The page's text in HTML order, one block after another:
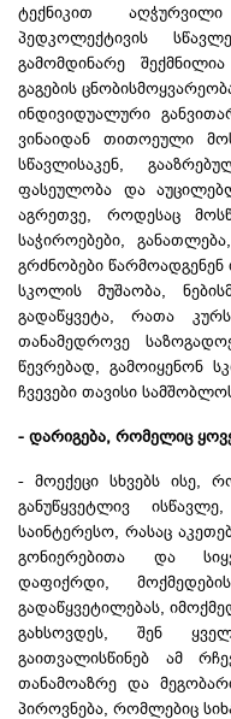
ტექნიკით
პედკოლექტივის
გამომდინარე
გაგების
ინდივიდუალური
ვინაიდან თითოეული
სწავლისაკენ ,
ფასეულობა და
აგრეთვე, როდესაც
საჭიროებები,
გრძნობები
სკოლის მუშაობა,
გადაწყვეტა, რათა
თანამედროვე
წევრებად, გამოიყენონ
ჩვევები თავისი
- დარიგება, რომელიც
- მოექეცი სხვებს ისე,
განუწყვეტლივ
საინტერესო, რასაც
გონიერებითა და
დაფიქრდი,
გადაწყვეტილებას,
გახსოვდეს, შენ
გაითვალისწინებ ამ
თანამოაზრე და
პიროვნება, რომლებიც